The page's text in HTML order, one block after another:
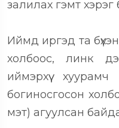
залилах гэмт хэрэг
Иймд иргэд та
холбоос, линк
иймэрхүү
богиносгосон
мэт) агуулсан